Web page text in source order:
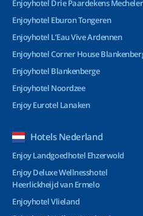
Enjoyhotel Drie Paardekens
Enjoyhotel Eburon Tongeren
Enjoyhotel L’Eau Vive Ardennen
Enjoyhotel Corner House
Enjoyhotel Blankenberge
Enjoyhotel Noordzee
Enjoy Eurotel Lanaken
Hotels Nederland
Enjoy Landgoedhotel Ehzerwold
Enjoy Deluxe Wellnesshotel
Heerlickheijd van Ermelo
Enjoyhotel Vlieland